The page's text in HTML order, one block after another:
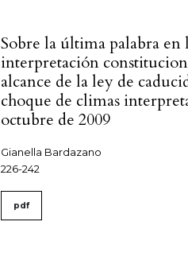
Sobre la última palabra en
interpretación
alcance de la ley de
choque de climas
octubre de 2009
Gianella Bardazano
226-242
pdf